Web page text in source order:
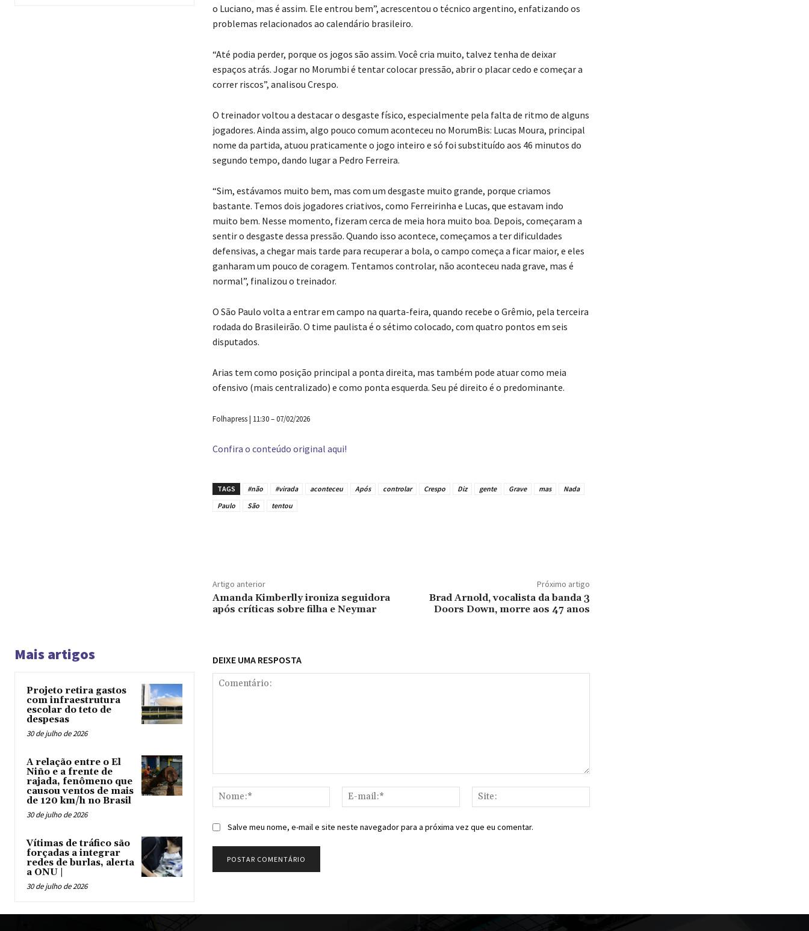
o Luciano, mas é assim. Ele entrou bem”, acrescentou o técnico argentino, enfatizando os
problemas relacionados ao calendário brasileiro.
“Até podia perder, porque os jogos são assim. Você cria muito, talvez tenha de deixar
espaços atrás. Jogar no Morumbi é tentar colocar pressão, abrir o placar cedo e começar a
correr riscos”, analisou Crespo.
O treinador voltou a destacar o desgaste físico, especialmente pela falta de ritmo de alguns
jogadores. Ainda assim, algo pouco comum aconteceu no MorumBis: Lucas Moura, principal
nome da partida, atuou praticamente o jogo inteiro e só foi substituído aos 46 minutos do
segundo tempo, dando lugar a Pedro Ferreira.
“Sim, estávamos muito bem, mas com um desgaste muito grande, porque criamos
bastante. Temos dois jogadores criativos, como Ferreirinha e Lucas, que estavam indo
muito bem. Nesse momento, fizeram cerca de meia hora muito boa. Depois, começaram a
sentir o desgaste dessa pressão. Quando isso acontece, começamos a ter dificuldades
defensivas, a chegar mais tarde para recuperar a bola, o campo começa a ficar maior, e eles
ganharam um pouco de coragem. Tentamos controlar, não aconteceu nada grave, mas é
normal”, finalizou o treinador.
O São Paulo volta a entrar em campo na quarta-feira, quando recebe o Grêmio, pela terceira
rodada do Brasileirão. O time paulista é o sétimo colocado, com quatro pontos em seis
disputados.
Arias tem como posição principal a ponta direita, mas também pode atuar como meia
ofensivo (mais centralizado) e como ponta esquerda. Seu pé direito é o predominante.
Folhapress | 11:30 – 07/02/2026
Confira o conteúdo original aqui!
TAGS #não #virada aconteceu Após controlar Crespo Diz gente Grave mas
Nada
Paulo
São tentou
Artigo anterior
Amanda Kimberlly ironiza seguidora
após críticas sobre filha e Neymar
Próximo artigo
Brad Arnold, vocalista da banda 3
Doors Down, morre aos 47 anos
Mais artigos
Projeto retira gastos
com infraestrutura
escolar do teto de
despesas
30 de julho de 2026
A relação entre o El
Niño e a frente de
rajada, fenômeno que
causou ventos de mais
de 120 km/h no Brasil
30 de julho de 2026
Vítimas de tráfico são
forçadas a integrar
redes de burlas, alerta
a ONU |
30 de julho de 2026
DEIXE UMA RESPOSTA
Nome:*
mail:*
Salve meu nome, e-mail e site neste navegador para a próxima vez que eu comentar.